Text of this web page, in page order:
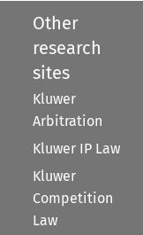
Other
research
sites
Kluwer
Arbitration
Kluwer IP Law
Kluwer
Competition
Law